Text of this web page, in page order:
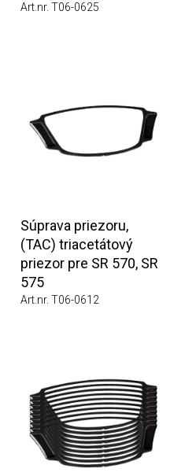
Art.nr. T06-0625
Súprava priezoru,
(TAC) triacetátový
priezor pre SR 570, SR
575
Art.nr. T06-0612